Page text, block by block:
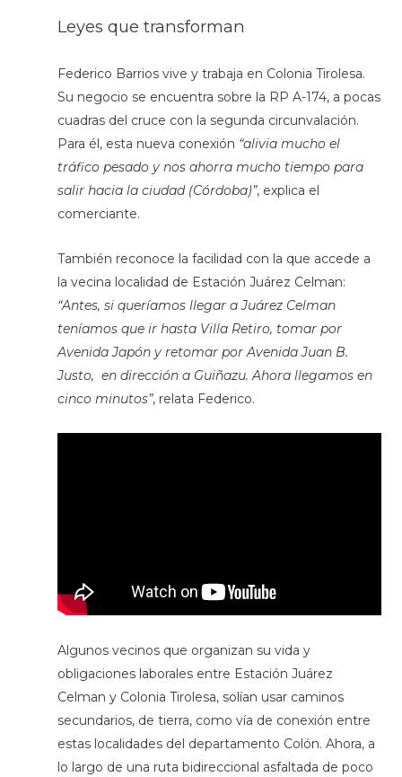
Leyes que transforman
Federico Barrios vive y trabaja en Colonia Tirolesa.
Su negocio se encuentra sobre la RP A-174, a pocas
cuadras del cruce con la segunda circunvalación.
Para él, esta nueva conexión “alivia mucho el
tráfico pesado y nos ahorra mucho tiempo para
salir hacia la ciudad (Córdoba)”, explica el
comerciante.
También reconoce la facilidad con la que accede a
la vecina localidad de Estación Juárez Celman:
“Antes, si queríamos llegar a Juárez Celman
teníamos que ir hasta Villa Retiro, tomar por
Avenida Japón y retomar por Avenida Juan B.
Justo, en dirección a Guiñazu. Ahora llegamos en
cinco minutos”, relata Federico.
Algunos vecinos que organizan su vida y
obligaciones laborales entre Estación Juárez
Celman y Colonia Tirolesa, solían usar caminos
secundarios, de tierra, como vía de conexión entre
estas localidades del departamento Colón. Ahora, a
lo largo de una ruta bidireccional asfaltada de poco